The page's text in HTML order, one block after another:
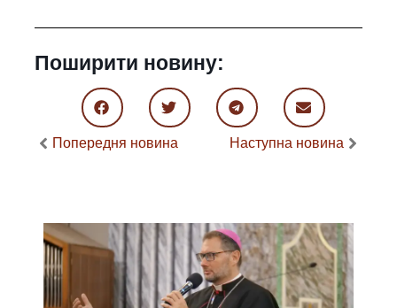
Поширити новину:
Попередня новина Наступна новина